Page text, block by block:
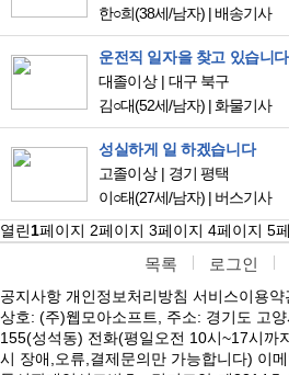
한○희(38세/남자) |배송기사
운전직 일자을 찾고 있습니다
대졸이상
대구 북구
김○대(52세/남자) | 화물기사
성실하게 일 하겠습니다
고졸이상
경기 평택
이○태(27세/남자) | 버스기사
열린1페이지 2페이지 3페이지 4페이지 5
목록 로그인
공지사항 개인정보처리방침 서비스이용약
상호: (주)웹모아소프트, 주소: 경기도 고
155(성석동) 전화(평일오전 10시~17시까
시 장애,오류,결제문의만 가능합니다) 이